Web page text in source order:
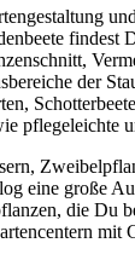
findest
der
pflegeleichte
eine große
die Du
mit